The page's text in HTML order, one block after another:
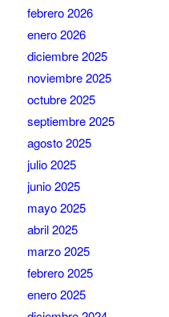
febrero 2026
enero 2026
diciembre 2025
noviembre 2025
octubre 2025
septiembre 2025
agosto 2025
julio 2025
junio 2025
mayo 2025
abril 2025
marzo 2025
febrero 2025
enero 2025